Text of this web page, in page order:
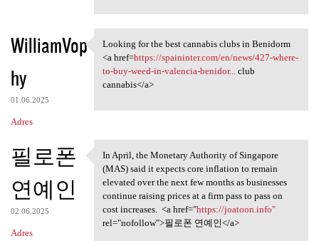
a
r
z
e
WilliamVop
hy
01.06.2025
Adres
Looking for the best cannabis
Looking for the best cannabis clubs in Benidorm
<a href=https://spaininter.com/en/news/427-where-
to-buy-weed-in-valencia-benidor...
club
cannabis</a>
필로폰
연예인
02.06.2025
Adres
In April, the Monetary
In April, the Monetary Authority of Singapore
(MAS) said it expects core inflation to remain
elevated over the next few months as businesses
continue raising prices at a firm pass to pass on
cost increases. <a href="https://joatoon.info"
rel="nofollow">필로폰 연예인</a>